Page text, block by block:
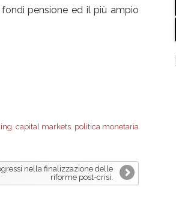
pensione ed il più ampio
, capital markets, politica monetaria
nella finalizzazione delle
riforme post-crisi.